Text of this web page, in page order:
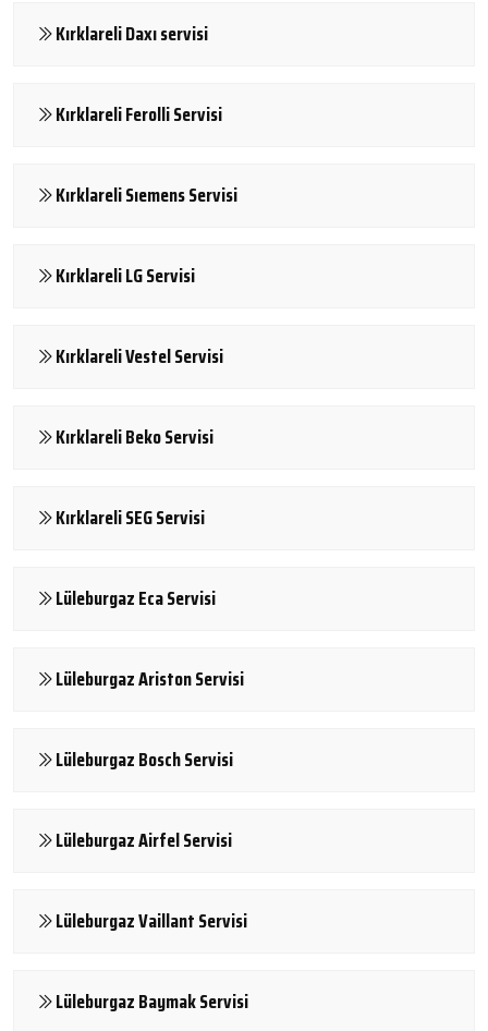
Kırklareli Daxı servisi
Kırklareli Ferolli Servisi
Kırklareli Sıemens Servisi
Kırklareli LG Servisi
Kırklareli Vestel Servisi
Kırklareli Beko Servisi
Kırklareli SEG Servisi
Lüleburgaz Eca Servisi
Lüleburgaz Ariston Servisi
Lüleburgaz Bosch Servisi
Lüleburgaz Airfel Servisi
Lüleburgaz Vaillant Servisi
Lüleburgaz Baymak Servisi